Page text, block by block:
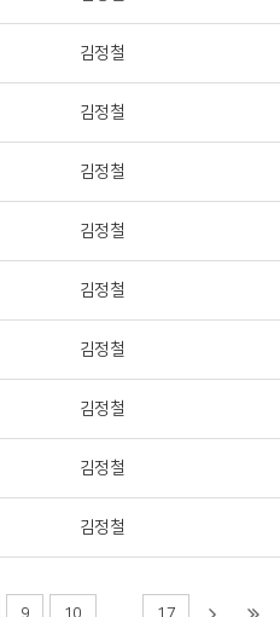
김정철
김정철
김정철
김정철
김정철
김정철
김정철
김정철
김정철
9 10 17